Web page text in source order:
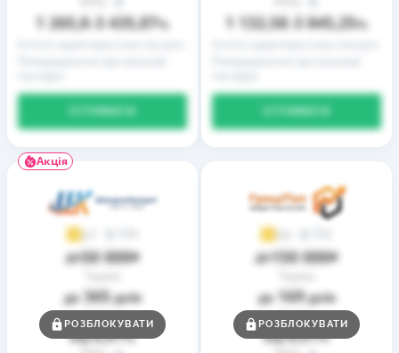
1 265,8 3 435,87% 1 132,58 3 845,25%
Акція
3,7
до50 000₴
до 365днів
Ставка
від0,01%
РОЗБЛОКУВАТИ
3,9
до150 000₴
до 169днів
Ставка
від0,01%
РОЗБЛОКУВАТИ